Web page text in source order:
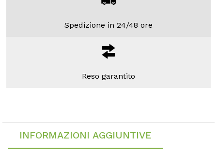
Spedizione in 24/48 ore
Reso garantito
INFORMAZIONI AGGIUNTIVE